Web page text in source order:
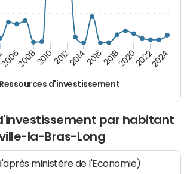
Ressources d'investissement
2006200820102012201420162018202020222024
par habitant
la-Bras-Long
ministère de l'Economie)